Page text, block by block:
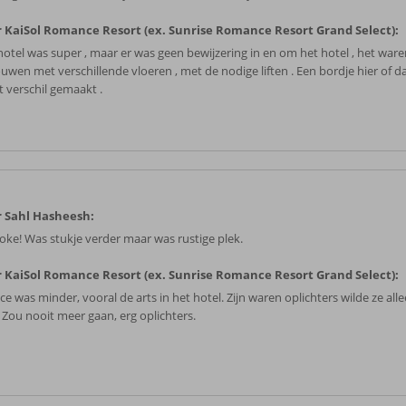
KaiSol Romance Resort (ex. Sunrise Romance Resort Grand Select):
was super , maar er was geen bewijzering in en om het hotel , het
met verschillende vloeren , met de nodige liften . Een bordje hier of
verschil gemaakt .
Sahl Hasheesh:
Was stukje verder maar was rustige plek.
KaiSol Romance Resort (ex. Sunrise Romance Resort Grand Select):
was minder, vooral de arts in het hotel. Zijn waren oplichters wilde ze
nooit meer gaan, erg oplichters.